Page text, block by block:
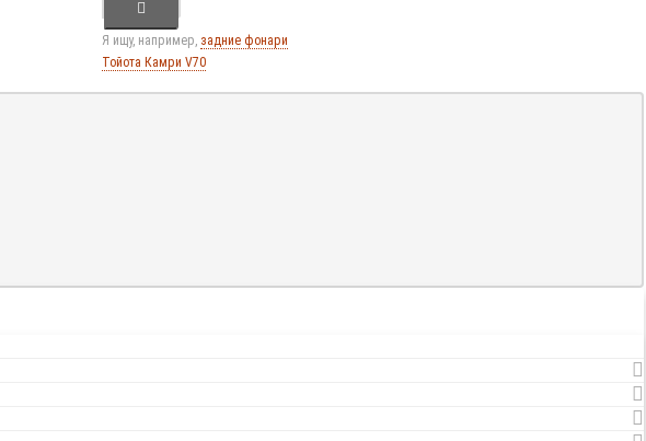
Я ищу, например, задние фонари
Тойота Камри V70